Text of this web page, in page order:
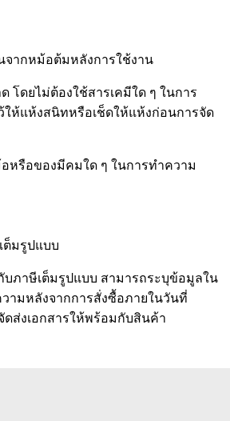
จากหม้อต้มหลังการใช้งาน
โดยไม่ต้องใช้สารเคมีใด ๆ ในการ
ให้แห้งสนิทหรือเช็ดให้แห้งก่อนการจัด
หรือของมีคมใด ๆ ในการทำความ
ต็มรูปแบบ
ภาษีเต็มรูปแบบ สามารถระบุข้อมูลใน
ามหลังจากการสั่งซื้อภายในวันที่
ส่งเอกสารให้พร้อมกับสินค้า